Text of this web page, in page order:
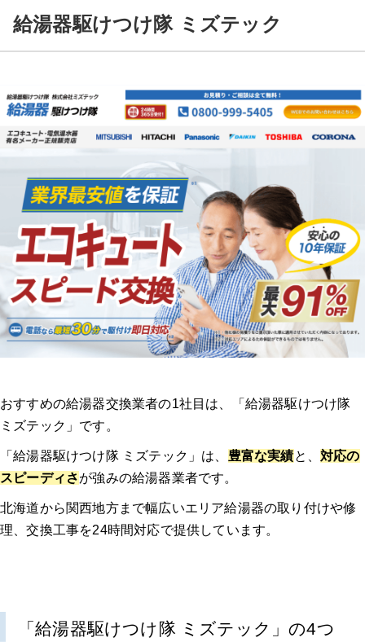
給湯器駆けつけ隊 ミズテック
おすすめの給湯器交換業者の1社目は、「給湯器駆けつけ隊
ミズテック」です。
「給湯器駆けつけ隊 ミズテック」は、 豊富な実績と、対応の
スピーディさが強みの給湯器業者です。
北海道から関西地方まで幅広いエリア給湯器の取り付けや修
理、交換工事を24時間対応で提供しています。
「給湯器駆けつけ隊 ミズテック」の4つ